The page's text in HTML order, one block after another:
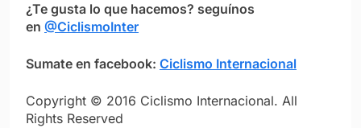
¿Te gusta lo que hacemos? seguínos
en @CiclismoInter
Sumate en facebook: Ciclismo Internacional
Copyright © 2016 Ciclismo Internacional. All
Rights Reserved